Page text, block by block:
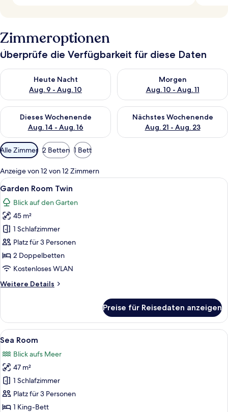
Zimmeroptionen
Überprüfe die Verfügbarkeit für diese Daten
Heute Nacht
Aug. 9 - Aug. 10
Überprüfe die Verfügbarkeit für heute Nacht, Aug. 9 - Aug.
Morgen
Aug. 10 - Aug. 11
Überprüfe die Verfügbarkeit
Dieses Wochenende
Aug. 14 - Aug. 16
Überprüfe die Verfügbarkeit für dieses Wochenende, Aug. 14
Nächstes Wochenende
Aug. 21 - Aug. 23
Überprüfe die Verfügbarkeit
Verfügbare
Filter
für
Zimmer
Alle Zimmer 2 Betten 1 Bett
Anzeige von 12 von 12 Zimmern
Alle
Fotos
für
Garden
Room
Twin
anzeigen
Ein modernes Hotelzimmer mit zwei
11
Garden Room Twin
Blick auf den Garten
45 m²
1 Schlafzimmer
Platz für 3 Personen
2 Doppelbetten
Kostenloses WLAN
Weitere Details
Weitere
Room
Twin
Preise für Reisedaten anzeigen
Alle
Fotos
für
Sea
Room
anzeigen
Ein modernes Hotelzimmer mit
9
Sea Room
Blick aufs Meer
47 m²
1 Schlafzimmer
Platz für 3 Personen
1 King-Bett